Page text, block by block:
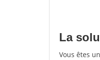
La
Vous êtes